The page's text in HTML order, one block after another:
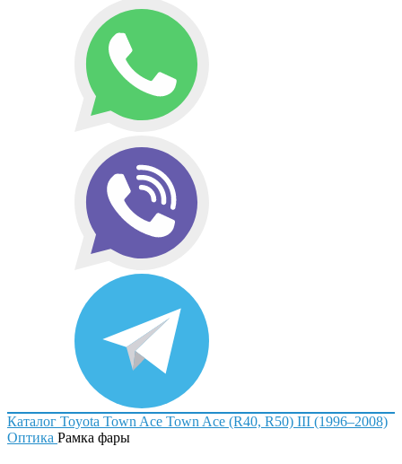
Каталог Toyota Town Ace Town Ace (R40, R50) III (1996–2008)
Оптика Рамка фары